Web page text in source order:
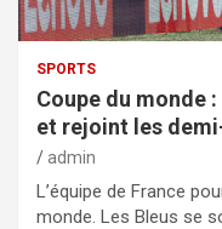
SPORTS
Coupe du monde
et rejoint les
admin
L’équipe de France
monde. Les Bleus se